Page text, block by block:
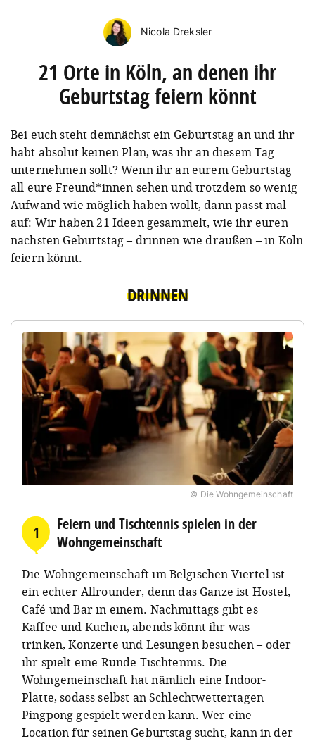
Nicola Dreksler
21 Orte in Köln, an denen ihr
Geburtstag feiern könnt
Bei euch steht demnächst ein Geburtstag an und ihr
habt absolut keinen Plan, was ihr an diesem Tag
unternehmen sollt? Wenn ihr an eurem Geburtstag
all eure Freund*innen sehen und trotzdem so wenig
Aufwand wie möglich haben wollt, dann passt mal
auf: Wir haben 21 Ideen gesammelt, wie ihr euren
nächsten Geburtstag – drinnen wie draußen – in Köln
feiern könnt.
DRINNEN
© Die Wohngemeinschaft
1
Feiern und Tischtennis spielen in der
Wohngemeinschaft
Die Wohngemeinschaft im Belgischen Viertel ist
ein echter Allrounder, denn das Ganze ist Hostel,
Café und Bar in einem. Nachmittags gibt es
Kaffee und Kuchen, abends könnt ihr was
trinken, Konzerte und Lesungen besuchen – oder
ihr spielt eine Runde Tischtennis. Die
Wohngemeinschaft hat nämlich eine Indoor-
Platte, sodass selbst an Schlechtwettertagen
Pingpong gespielt werden kann. Wer eine
Location für seinen Geburtstag sucht, kann in der